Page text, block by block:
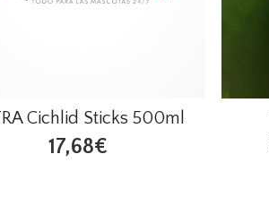
Cichlid Sticks 500ml
17,68€